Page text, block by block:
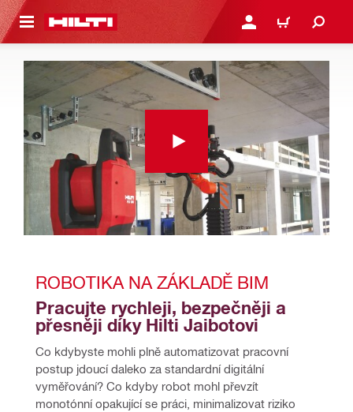
HLAVNÍ OBSAH PŘIHLÁSIT NEBO
KOŠÍK
ROBOTIKA NA ZÁKLADĚ BIM
Pracujte rychleji, bezpečněji a
přesněji díky Hilti Jaibotovi
Co kdybyste mohli plně automatizovat pracovní
postup jdoucí daleko za standardní digitální
vyměřování? Co kdyby robot mohl převzít
monotónní opakující se práci, minimalizovat riziko